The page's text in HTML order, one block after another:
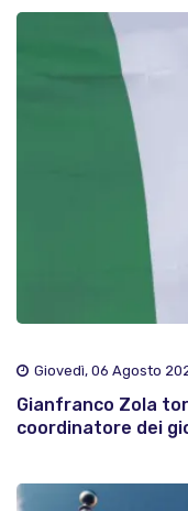
Giovedì, 06 Agosto
Gianfranco Zola
coordinatore dei